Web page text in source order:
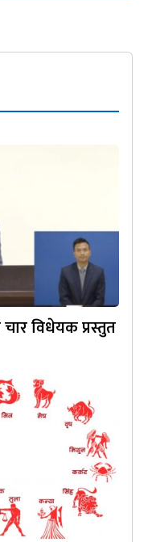
विधेयक प्रस्तुत